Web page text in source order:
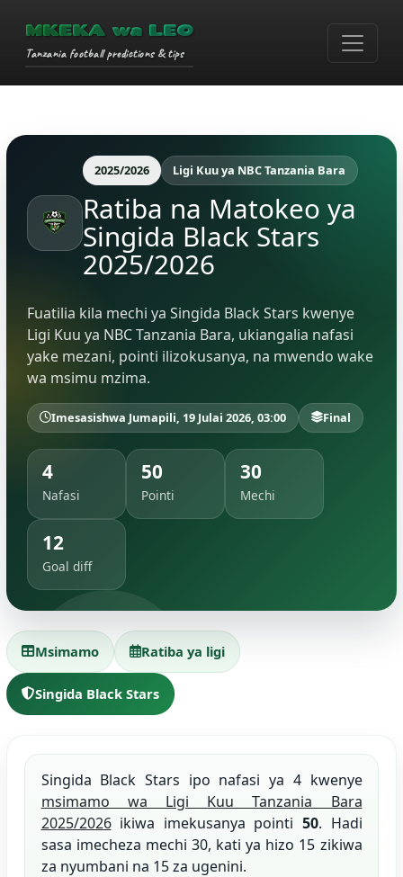
MKEKA wa LEO
Tanzania football predictions & tips
2025/2026 Ligi Kuu ya NBC Tanzania Bara
Ratiba na Matokeo ya
Singida Black Stars
2025/2026
Fuatilia kila mechi ya Singida Black Stars kwenye
Ligi Kuu ya NBC Tanzania Bara, ukiangalia nafasi
yake mezani, pointi ilizokusanya, na mwendo wake
wa msimu mzima.
Imesasishwa Jumapili, 19 Julai 2026, 03:00 Final
4
Nafasi
50
Pointi
30
Mechi
12
Goal diff
Msimamo Ratiba ya ligi
Singida Black Stars
Singida Black Stars ipo nafasi ya 4 kwenye
msimamo wa Ligi Kuu Tanzania Bara
2025/2026ikiwa imekusanya pointi 50. Hadi
sasa imecheza mechi 30, kati ya hizo 15 zikiwa
za nyumbani na 15 za ugenini.